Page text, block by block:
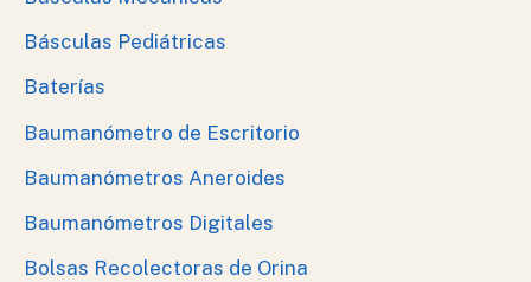
Básculas Pediátricas
Baterías
Baumanómetro de Escritorio
Baumanómetros Aneroides
Baumanómetros Digitales
Bolsas Recolectoras de Orina